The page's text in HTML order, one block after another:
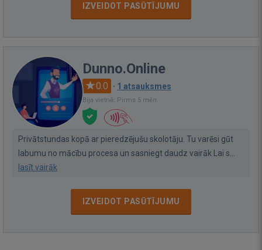
IZVEIDOT PASŪTĪJUMU
Dunno.Online
0.0 · 1 atsauksmes
Bija vietnē: Pirms 5 mēn.
Privātstundas kopā ar pieredzējušu skolotāju. Tu varēsi gūt
labumu no mācību procesa un sasniegt daudz vairāk Lai s...
lasīt vairāk
IZVEIDOT PASŪTĪJUMU